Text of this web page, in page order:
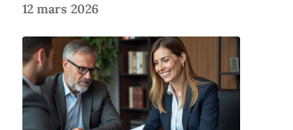
12 mars 2026